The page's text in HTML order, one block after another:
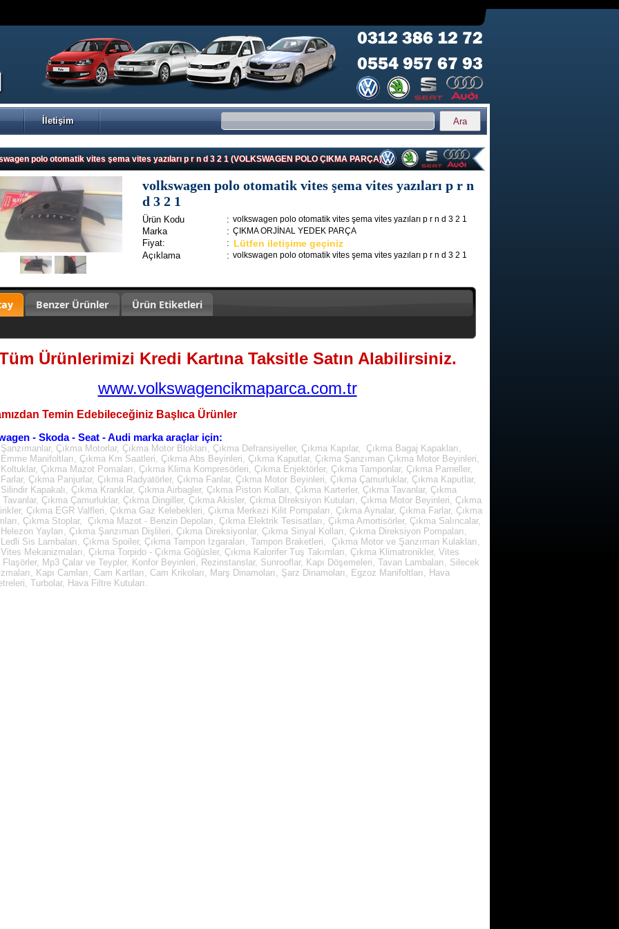
İletişim
polo otomatik vites şema vites yazıları p r n d 3 2 1 (VOLKSWAGEN POLO ÇIKMA PARÇA)
volkswagen polo otomatik vites şema vites yazıları p r n
d 3 2 1
Ürün Kodu : volkswagen polo otomatik vites şema vites yazıları p r n d 3 2 1
Marka : ÇIKMA ORJİNAL YEDEK PARÇA
Fiyat: : Lütfen iletişime geçiniz
Açıklama : volkswagen polo otomatik vites şema vites yazıları p r n d 3 2 1
Benzer Ürünler Ürün Etiketleri
Ürünlerimizi Kredi Kartına Taksitle Satın Alabilirsiniz.
www.volkswagencikmaparca.com.tr
Temin Edebileceğiniz Başlıca Ürünler
- Skoda - Seat - Audi marka araçlar için:
Çıkma Motorlar, Çıkma Motor Blokları, Çıkma Defransiyeller, Çıkma Kapılar, Çıkma Bagaj Kapakları,
Emme Manifoltları, Çıkma Km Saatleri, Çıkma Abs Beyinleri, Çıkma Kaputlar, Çıkma Şanzıman Çıkma Motor Beyinleri,
Koltuklar, Çıkma Mazot Pomaları, Çıkma Klima Kompresörleri, Çıkma Enjektörler, Çıkma Tamponlar, Çıkma Parneller,
Farlar, Çıkma Panjurlar, Çıkma Radyatörler, Çıkma Fanlar, Çıkma Motor Beyinleri, Çıkma Çamurluklar, Çıkma Kaputlar,
Kapakalı, Çıkma Kranklar, Çıkma Airbagler, Çıkma Piston Kolları, Çıkma Karterler, Çıkma Tavanlar, Çıkma
Tavanlar, Çıkma Çamurluklar, Çıkma Dingiller, Çıkma Akisler, Çıkma Dİreksiyon Kutuları, Çıkma Motor Beyinleri, Çıkma
Çıkma EGR Valfleri, Çıkma Gaz Kelebekleri, Çıkma Merkezi Kilit Pompaları, Çıkma Aynalar, Çıkma Farlar, Çıkma
Çıkma Stoplar, Çıkma Mazot - Benzin Depoları, Çıkma Elektrik Tesisatları, Çıkma Amortisörler, Çıkma Salıncalar,
Helezon Yayları, Çıkma Şanzıman Dişlileri, Çıkma Direksiyonlar, Çıkma Sinyal Kolları, Çıkma Direksiyon Pompaları,
Ledli Sis Lambaları, Çıkma Spoiler, Çıkma Tampon Izgaraları, Tampon Braketleri, Çıkma Motor ve Şanzıman Kulakları,
Vites Mekanizmaları, Çıkma Torpido - Çıkma Göğüsler, Çıkma Kalorifer Tuş Takımları, Çıkma Klimatronikler, Vites
Flaşörler, Mp3 Çalar ve Teypler, Konfor Beyinleri, Rezinstanslar, Sunrooflar, Kapı Döşemeleri, Tavan Lambaları, Silecek
Kapı Camları, Cam Kartları, Cam Krikoları, Marş Dinamoları, Şarz Dinamoları, Egzoz Manifoltları, Hava
Turbolar, Hava Filtre Kutuları.